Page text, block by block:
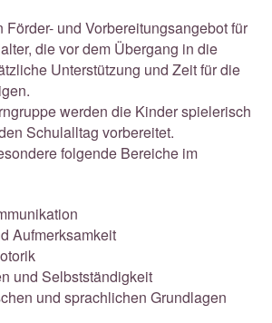
Förder- und Vorbereitungsangebot für
die vor dem Übergang in die
Unterstützung und Zeit für die
werden die Kinder spielerisch
Schulalltag vorbereitet.
folgende Bereiche im
Aufmerksamkeit
und Selbstständigkeit
und sprachlichen Grundlagen